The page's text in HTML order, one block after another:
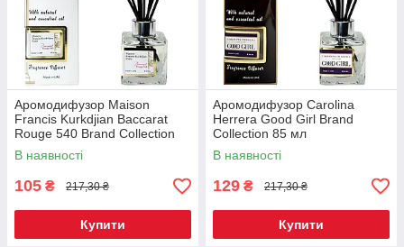
Аромодифузор Maison
Francis Kurkdjian Baccarat
Rouge 540 Brand Collection
85 мл
В наявності
105 ₴ 217,30 ₴
Купити
Аромодифузор Carolina
Herrera Good Girl Brand
Collection 85 мл
В наявності
129 ₴ 217,30 ₴
Купити